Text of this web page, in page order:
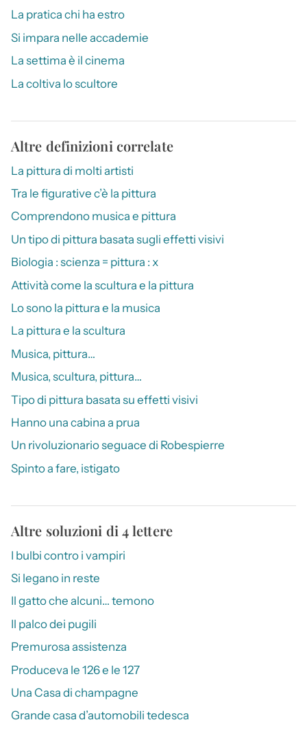
La pratica chi ha estro
Si impara nelle accademie
La settima è il cinema
La coltiva lo scultore
Altre definizioni correlate
La pittura di molti artisti
Tra le figurative c’è la pittura
Comprendono musica e pittura
Un tipo di pittura basata sugli effetti visivi
Biologia : scienza = pittura : x
Attività come la scultura e la pittura
Lo sono la pittura e la musica
La pittura e la scultura
Musica, pittura…
Musica, scultura, pittura…
Tipo di pittura basata su effetti visivi
Hanno una cabina a prua
Un rivoluzionario seguace di Robespierre
Spinto a fare, istigato
Altre soluzioni di 4 lettere
I bulbi contro i vampiri
Si legano in reste
Il gatto che alcuni… temono
Il palco dei pugili
Premurosa assistenza
Produceva le 126 e le 127
Una Casa di champagne
Grande casa d’automobili tedesca